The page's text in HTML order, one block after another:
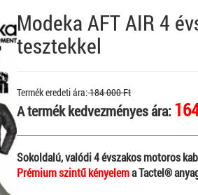
Modeka AFT AIR 4
tesztekkel
Termék eredeti ára:184 000 Ft
A termék kedvezményes ára:
Sokoldalú, valódi 4 évszakos motoros
Prémium szintű kényelema Tactel®